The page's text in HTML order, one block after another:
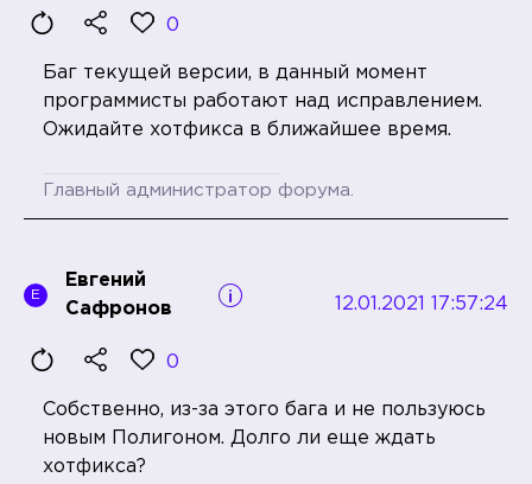
0
Баг текущей версии, в данный момент
программисты работают над исправлением.
Ожидайте хотфикса в ближайшее время.
Главный администратор форума.
Е
Евгений
Сафронов
12.01.2021 17:57:24
0
Собственно, из-за этого бага и не пользуюсь
новым Полигоном. Долго ли еще ждать
хотфикса?